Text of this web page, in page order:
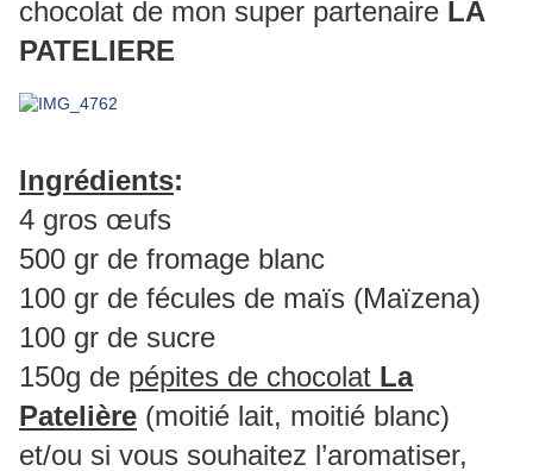
chocolat de mon super partenaire LA
PATELIERE
Ingrédients:
4 gros œufs
500 gr de fromage blanc
100 gr de fécules de maïs (Maïzena)
100 gr de sucre
150g de pépites de chocolat La
Patelière (moitié lait, moitié blanc)
et/ou si vous souhaitez l’aromatiser,